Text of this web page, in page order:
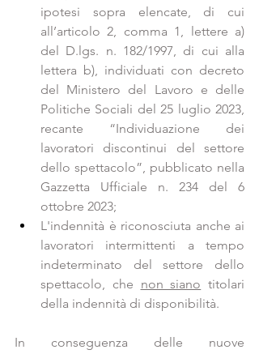
ipotesi sopra elencate, di cui
all’articolo 2, comma 1, lettere a)
del D.lgs. n. 182/1997, di cui alla
lettera b), individuati con decreto
del Ministero del Lavoro e delle
Politiche Sociali del 25 luglio 2023,
recante “Individuazione dei
lavoratori discontinui del settore
dello spettacolo”, pubblicato nella
Gazzetta Ufficiale n. 234 del 6
ottobre 2023;
L'indennità è riconosciuta anche ai
lavoratori intermittenti a tempo
indeterminato del settore dello
spettacolo, che non siano titolari
della indennità di disponibilità.
In conseguenza delle nuove